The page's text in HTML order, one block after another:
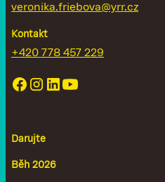
veronika.friebova@yrr.cz
Kontakt
+420 778 457 229
Darujte
Běh 2026